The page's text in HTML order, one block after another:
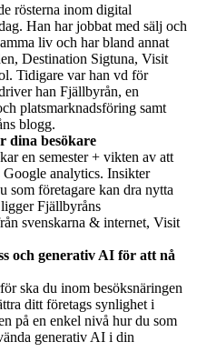
rösterna inom digital
Han har jobbat med sälj och
liv och har bland annat
Destination Sigtuna, Visit
Tidigare var han vd för
han Fjällbyrån, en
platsmarknadsföring samt
blogg.
dina besökare
en semester + vikten av att
analytics. Insikter
som företagare kan dra nytta
Fjällbyråns
svenskarna & internet, Visit
och generativ AI för att nå
ska du inom besöksnäringen
ditt företags synlighet i
på en enkel nivå hur du som
generativ AI i din